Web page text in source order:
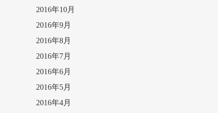
2016年10月
2016年9月
2016年8月
2016年7月
2016年6月
2016年5月
2016年4月